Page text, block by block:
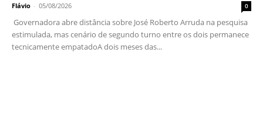
Flávio - 05/08/2026 0
Governadora abre distância sobre José Roberto Arruda na pesquisa
estimulada, mas cenário de segundo turno entre os dois permanece
tecnicamente empatadoA dois meses das...